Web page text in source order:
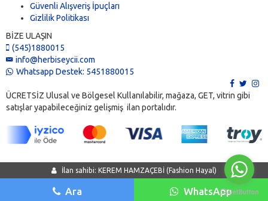
İlan sahibi: KEREM HAMZAÇEBİ (Fashion Hayal)
Ara WhatsApp
Güvenli Alışveriş İpuçları
Gizlilik Politikası
BİZE ULAŞIN
(545)1880015
info@herbiseycii.com
Whatsapp Destek: 5451880015
ÜCRETSİZ Ulusal ve Bölgesel Kullanılabilir, mağaza, GET, vitrin gibi
satışlar yapabileceğiniz gelişmiş ilan portalıdır.